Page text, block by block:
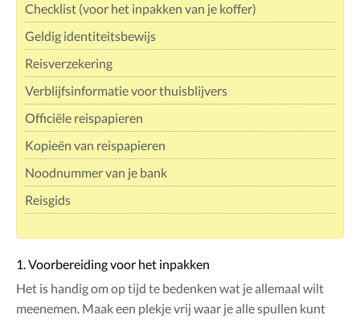
Checklist (voor het inpakken van je koffer)
Geldig identiteitsbewijs
Reisverzekering
Verblijfsinformatie voor thuisblijvers
Officiële reispapieren
Kopieën van reispapieren
Noodnummer van je bank
Reisgids
1. Voorbereiding voor het inpakken
Het is handig om op tijd te bedenken wat je allemaal wilt
meenemen. Maak een plekje vrij waar je alle spullen kunt